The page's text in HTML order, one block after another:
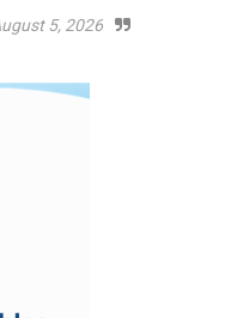
5, 2026